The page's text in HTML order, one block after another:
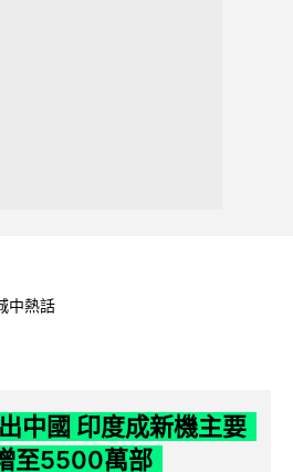
中熱話
中國 印度成新機主要
至5500萬部